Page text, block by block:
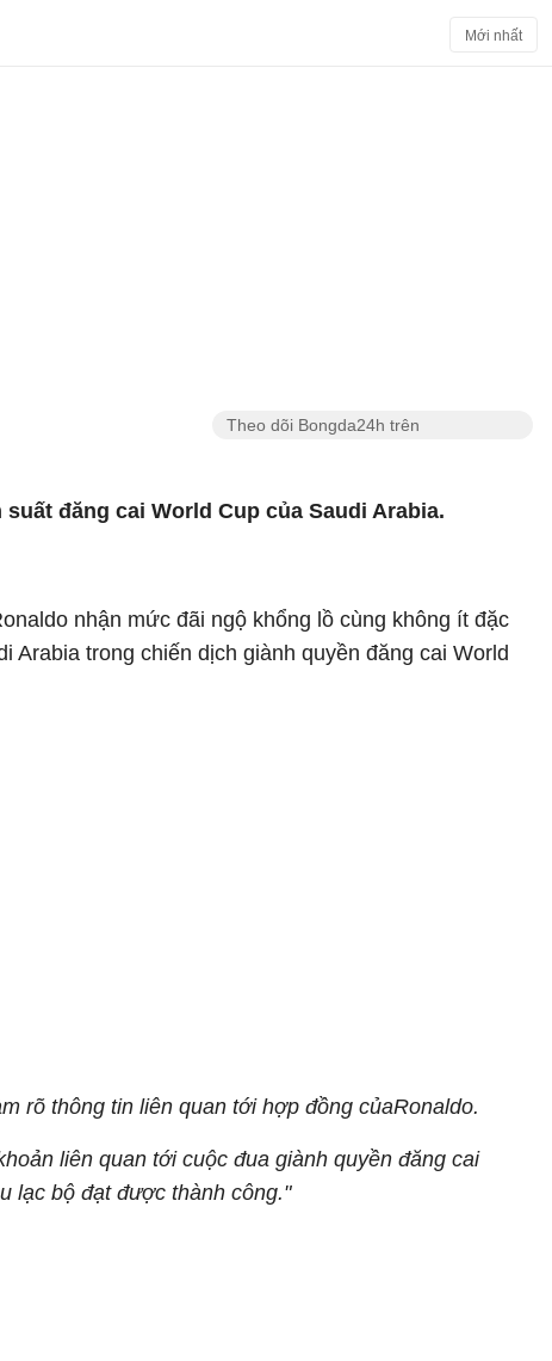
Mới nhất
Theo dõi Bongda24h trên
đăng cai World Cup của Saudi Arabia.
nhận mức đãi ngộ khổng lồ cùng không ít đặc
trong chiến dịch giành quyền đăng cai World
rõ thông tin liên quan tới hợp đồng củaRonaldo.
liên quan tới cuộc đua giành quyền đăng cai
lạc bộ đạt được thành công."